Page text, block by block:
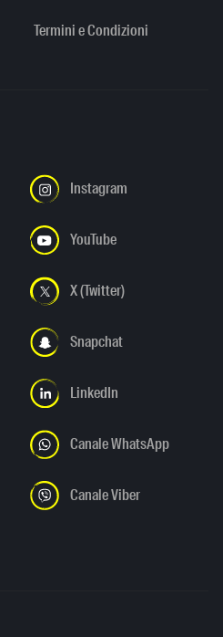
Termini e Condizioni
Instagram
YouTube
X (Twitter)
Snapchat
LinkedIn
Canale WhatsApp
Canale Viber